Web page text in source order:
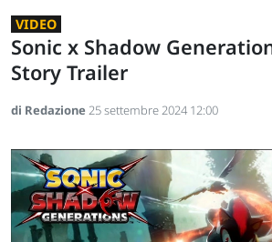
VIDEO
Sonic x Shadow
Story Trailer
di Redazione25 settembre 2024 12:00